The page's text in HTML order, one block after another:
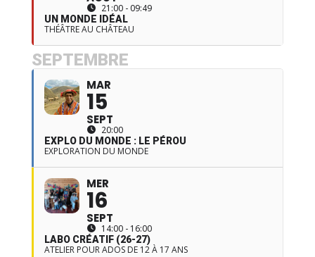
21:00 - 09:49
UN MONDE IDÉAL
THÉÂTRE AU CHÂTEAU
SEPTEMBRE
MAR
15
SEPT
20:00
EXPLO DU MONDE : LE PÉROU
EXPLORATION DU MONDE
MER
16
SEPT
14:00 - 16:00
LABO CRÉATIF (26-27)
ATELIER POUR ADOS DE 12 À 17 ANS